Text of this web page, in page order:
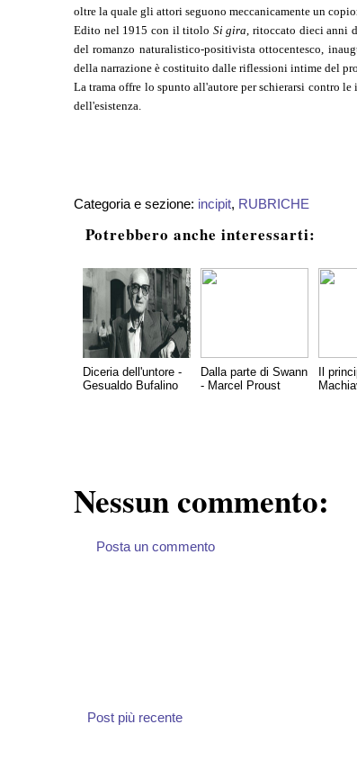
oltre la quale gli attori seguono meccanicamente un
Edito nel 1915 con il titolo Si gira , ritoccato dieci anni
del romanzo naturalistico-positivista ottocentesco,
della narrazione è costituito dalle riflessioni intime del
La trama offre lo spunto all'autore per schierarsi contro
dell'esistenza.
Categoria e sezione: incipit, RUBRICHE
Potrebbero anche interessarti:
Diceria dell'untore -
Gesualdo Bufalino
Dalla parte di Swann
- Marcel Proust
Il
Nessun commento:
Posta un commento
Post più recente